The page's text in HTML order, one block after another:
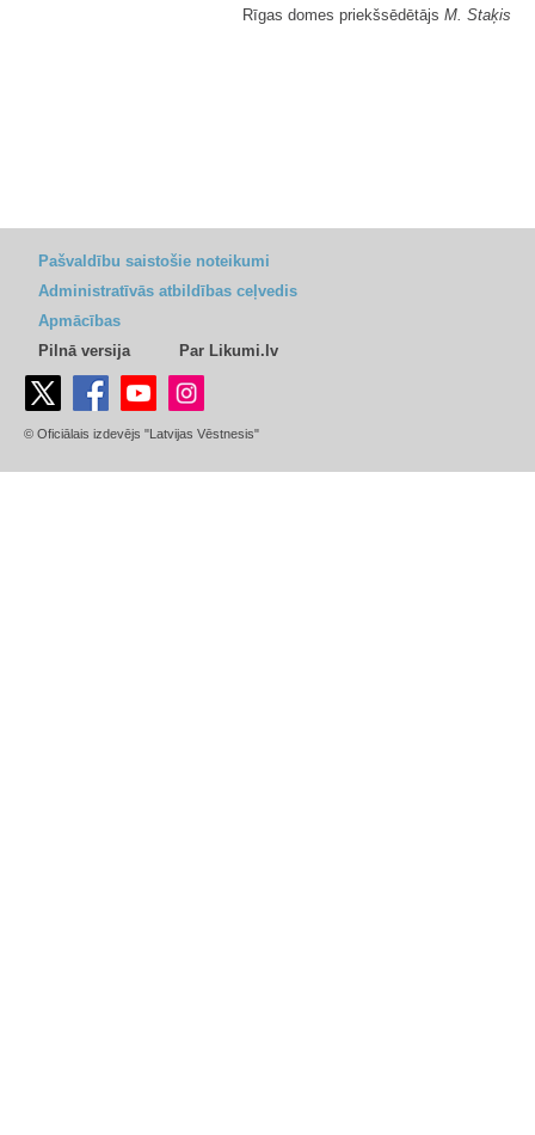
Rīgas domes priekšsēdētājs M. Staķis
Pašvaldību saistošie noteikumi
Administratīvās atbildības ceļvedis
Apmācības
Pilnā versija
Par Likumi.lv
© Oficiālais izdevējs "Latvijas Vēstnesis"